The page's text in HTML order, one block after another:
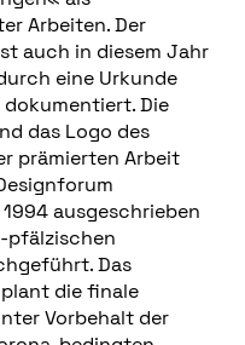
Arbeiten. Der
auch in diesem Jahr
eine Urkunde
Die
das Logo des
prämierten Arbeit
ausgeschrieben
pfälzischen
Das
die finale
Vorbehalt der